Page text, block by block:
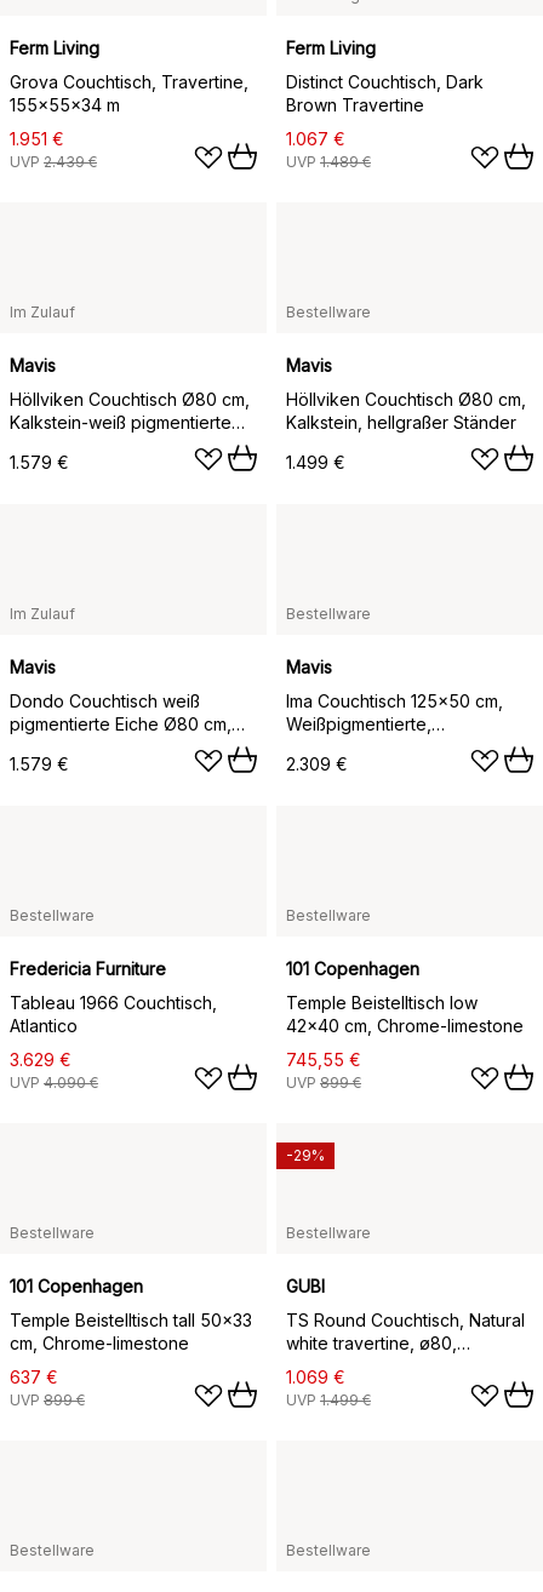
Ferm Living
Grova Couchtisch, Travertine,
155x55x34 m
1.951 €
UVP 2.439 €
Ferm Living
Distinct Couchtisch, Dark
Brown Travertine
1.067 €
UVP 1.489 €
Im Zulauf
Mavis
Höllviken Couchtisch Ø80 cm,
Kalkstein-weiß pigmentierte
1.579 €
Bestellware
Mavis
Höllviken Couchtisch Ø80 cm,
Kalkstein, hellgraßer Ständer
1.499 €
Im Zulauf
Mavis
Dondo Couchtisch weiß
pigmentierte Eiche Ø80 cm,
1.579 €
Bestellware
Mavis
Ima Couchtisch 125x50 cm,
Weißpigmentierte,
mattlackierte Eiche, Kalkstein
2.309 €
Bestellware
Fredericia Furniture
Tableau 1966 Couchtisch,
Atlantico
3.629 €
UVP 4.090 €
Bestellware
101 Copenhagen
Temple Beistelltisch low
42x40 cm, Chrome-limestone
745,55 €
UVP 899 €
Bestellware
101 Copenhagen
Temple Beistelltisch tall 50x33
cm, Chrome-limestone
637 €
UVP 899 €
Bestellware
GUBI
TS Round Couchtisch, Natural
white travertine, ø80,
schwarzes Gestell
1.069 €
UVP 1.499 €
-29%
Bestellware Bestellware